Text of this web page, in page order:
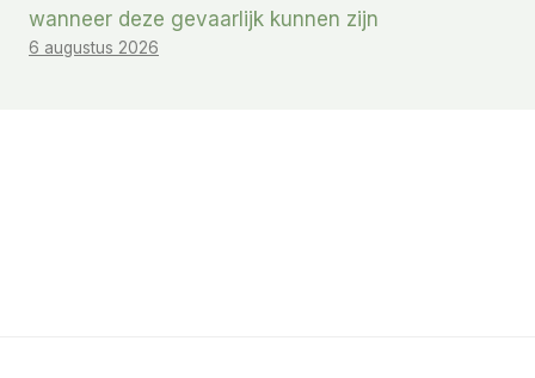
wanneer deze gevaarlijk kunnen zijn
6 augustus 2026